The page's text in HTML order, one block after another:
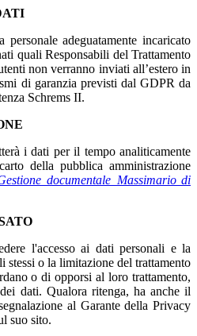
adeguatamente incaricato
quali Responsabili del Trattamento
non verranno inviati all’estero in
di garanzia previsti dal GDPR da
Schrems II.
i dati per il tempo analiticamente
della pubblica amministrazione
documentale_Massimario di
l'accesso ai dati personali e la
stessi o la limitazione del trattamento
o di opporsi al loro trattamento,
dati. Qualora ritenga, ha anche il
al Garante della Privacy
suo sito.